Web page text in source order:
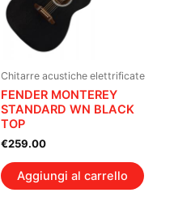
Chitarre acustiche elettrificate
FENDER MONTEREY
STANDARD WN BLACK
TOP
€259.00
Aggiungi al carrello